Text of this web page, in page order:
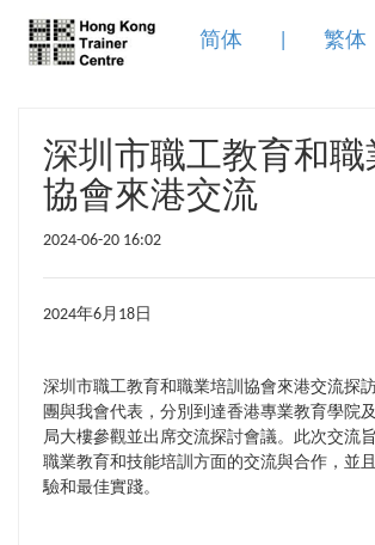
简体 繁体
深圳市職工教育和職
協會來港交流
2024-06-20 16:02
2024年6月 18 日
深圳市職工教育和職業培訓協會來港交流探
團與我會代表，分別到達香港專業教育學院
局大樓參觀並出席交流探討會議。 此次交流
職業教育和技能培訓方面的交流與合作，並
驗和最佳實踐。